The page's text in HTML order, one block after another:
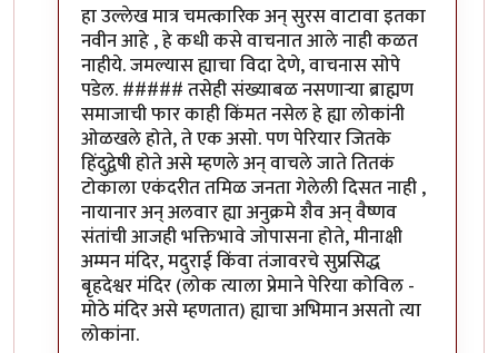
हा उल्लेख मात्र चमत्कारिक अन् सुरस वाटावा इतका
नवीन आहे , हे कधी कसे वाचनात आले नाही कळत
नाहीये. जमल्यास ह्याचा विदा देणे, वाचनास सोपे
पडेल. ##### तसेही संख्याबळ नसणाऱ्या ब्राह्मण
समाजाची फार काही किंमत नसेल हे ह्या लोकांनी
ओळखले होते, ते एक असो. पण पेरियार जितके
हिंदुद्वेषी होते असे म्हणले अन् वाचले जाते तितकं
टोकाला एकंदरीत तमिळ जनता गेलेली दिसत नाही ,
नायानार अन् अलवार ह्या अनुक्रमे शैव अन् वैष्णव
संतांची आजही भक्तिभावे जोपासना होते, मीनाक्षी
अम्मन मंदिर, मदुराई किंवा तंजावरचे सुप्रसिद्ध
बृहदेश्वर मंदिर (लोक त्याला प्रेमाने पेरिया कोविल -
मोठे मंदिर असे म्हणतात) ह्याचा अभिमान असतो त्या
लोकांना.